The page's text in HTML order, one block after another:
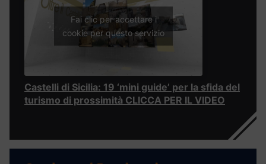
Fai clic per accettare i
cookie per questo servizio
Castelli di Sicilia: 19 ‘mini guide’ per la sfida del
turismo di prossimità CLICCA PER IL VIDEO